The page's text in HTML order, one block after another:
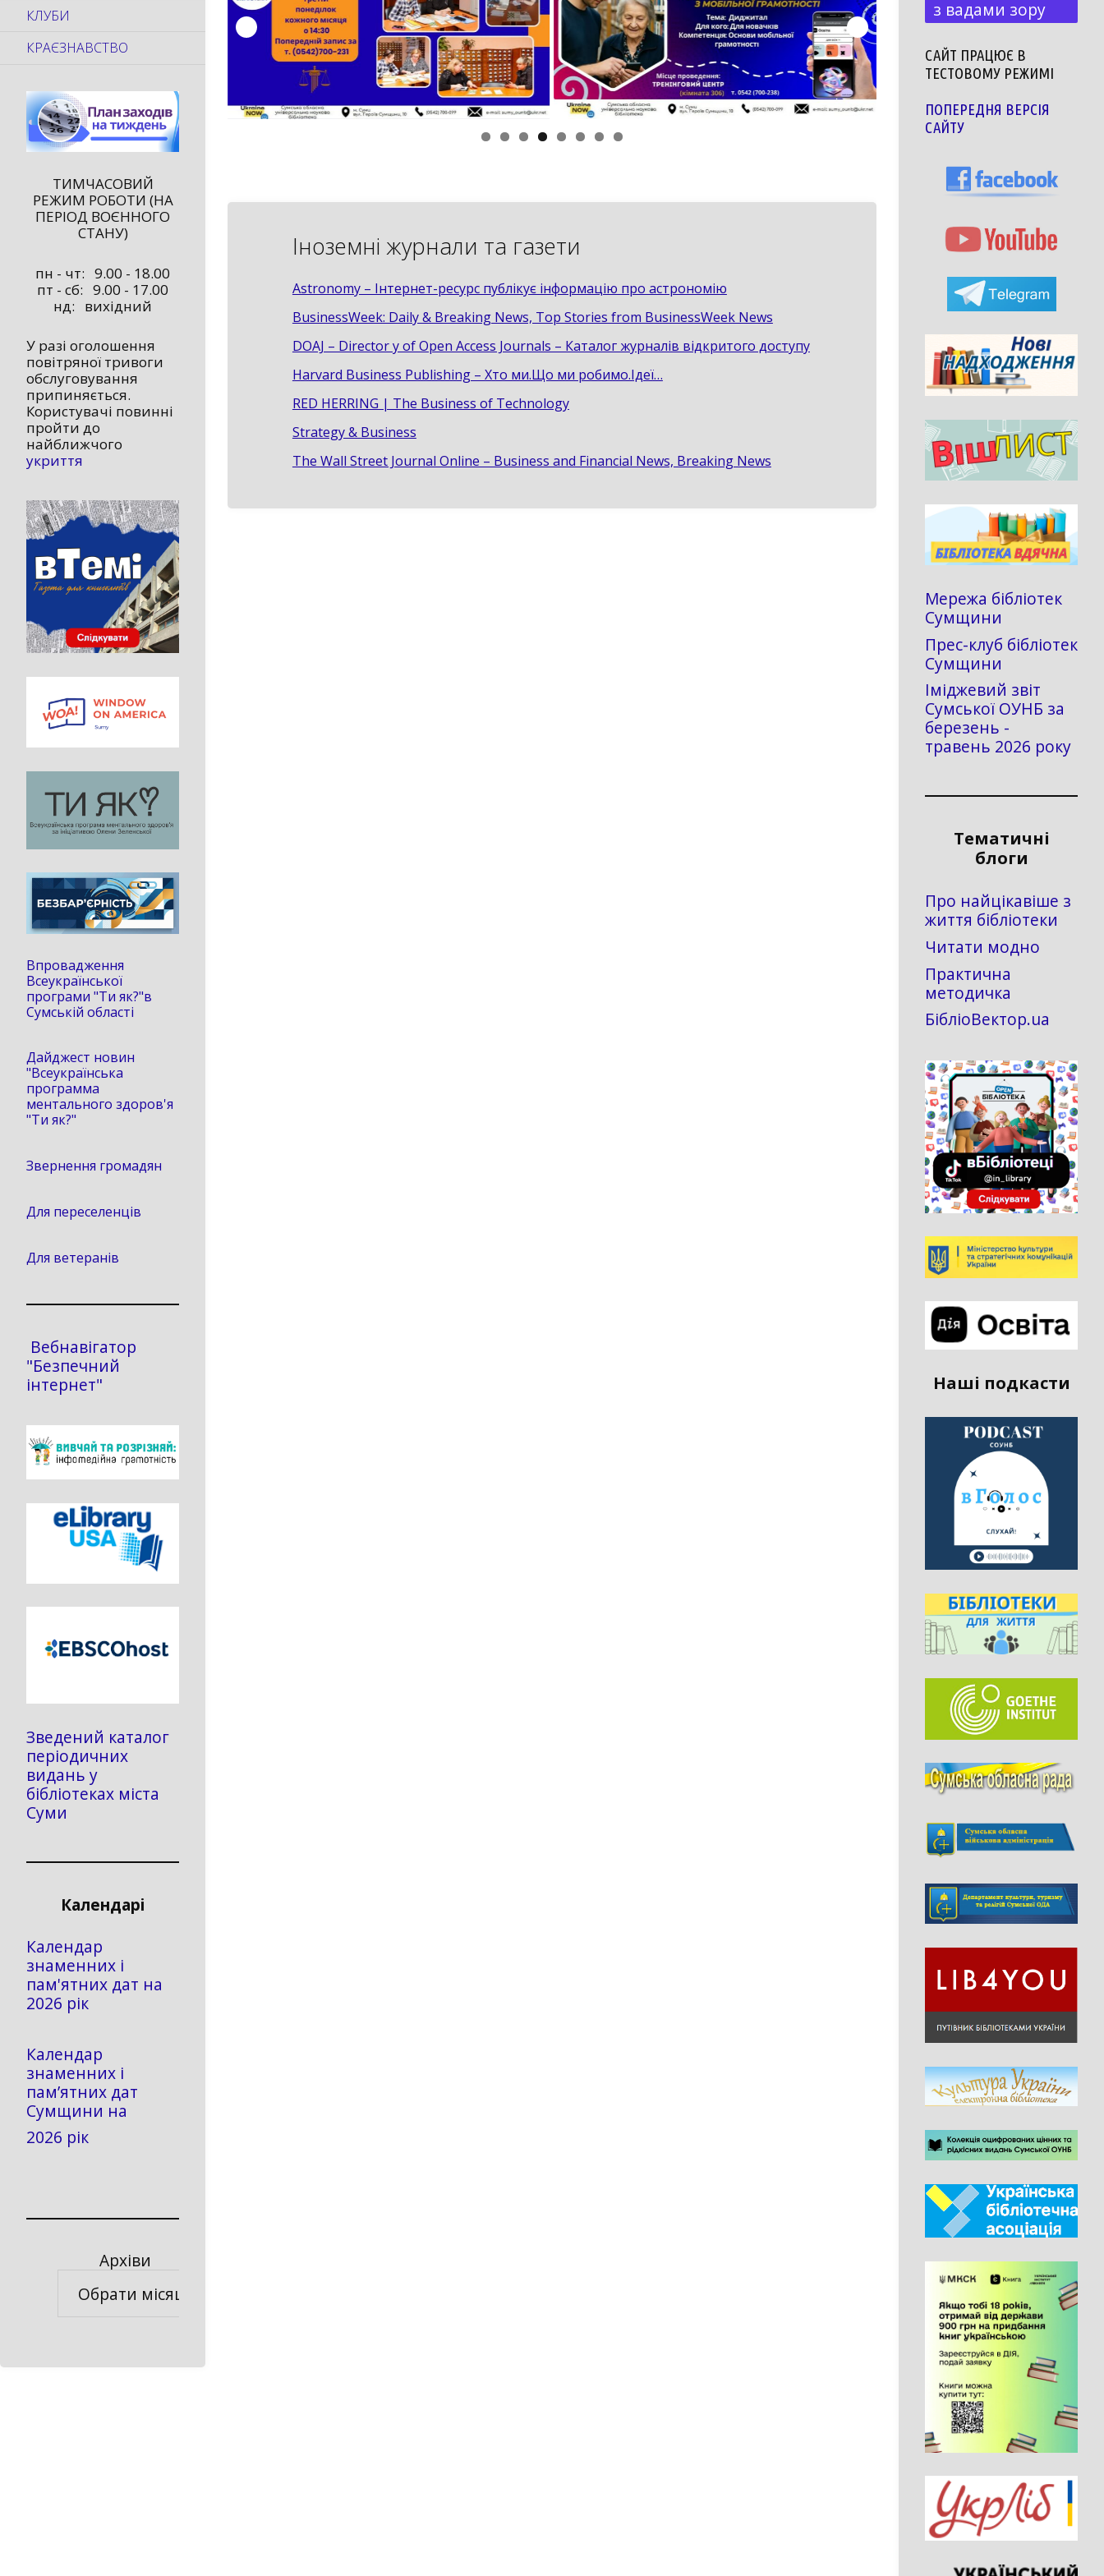
Іноземні журнали та газети
Astronomy – Інтернет-ресурс публікує інформацію про астрономію
BusinessWeek: Daily & Breaking News, Top Stories from BusinessWeek News
DOAJ – Director y of Open Access Journals – Каталог журналів відкритого доступу
Harvard Business Publishing – Хто ми.Що ми робимо.Ідеї…
RED HERRING | The Business of Technology
Strategy & Business
The Wall Street Journal Online – Business and Financial News, Breaking News
КЛУБИ
КРАЄЗНАВСТВО
ТИМЧАСОВИЙ
РЕЖИМ РОБОТИ (НА
ПЕРІОД ВОЄННОГО
СТАНУ)
пн - чт: 9.00 - 18.00
пт - сб: 9.00 - 17.00
нд: вихідний
У разі оголошення
повітряної тривоги
обслуговування
припиняється.
Користувачі повинні
пройти до
найближчого
укриття
Впровадження
Всеукраїнської
програми "Ти як?"в
Сумській області
Дайджест новин
"Всеукраїнська
программа
ментального здоров'я
"Ти як?"
Звернення громадян
Для переселенців
Для ветеранів
Вебнавігатор
"Безпечний
інтернет"
Зведений каталог
періодичних
видань у
бібліотеках міста
Суми
Календарі
Календар
знаменних і
пам'ятних дат на
2026 рік
Календар
знаменних і
пам’ятних дат
Сумщини на
2026 рік
Архіви
з вадами зору
САЙТ ПРАЦЮЄ В
ТЕСТОВОМУ РЕЖИМІ
ПОПЕРЕДНЯ ВЕРСІЯ
САЙТУ
Мережа бібліотек
Сумщини
Прес-клуб бібліотек
Сумщини
Іміджевий звіт
Сумської ОУНБ за
березень -
травень 2026 року
Тематичні
блоги
Про найцікавіше з
життя бібліотеки
Читати модно
Практична
методичка
БібліоВектор.ua
Наші подкасти